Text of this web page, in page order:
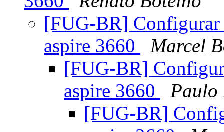
[FUG-BR] Configurar
aspire 3660
Marcel
[FUG-BR]
aspire 3660
Paulo
[FUG-BR]